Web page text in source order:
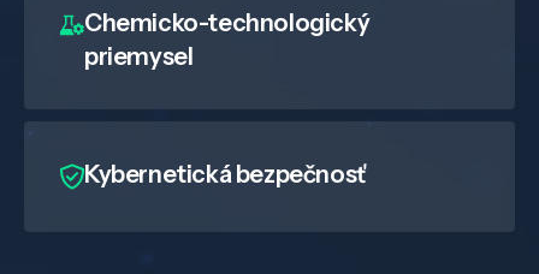
Veda a výskum
Chemicko-technologický
priemysel
Kybernetická bezpečnosť